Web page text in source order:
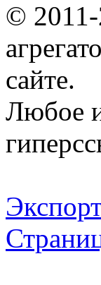
© 2011-
сайте.
Любое